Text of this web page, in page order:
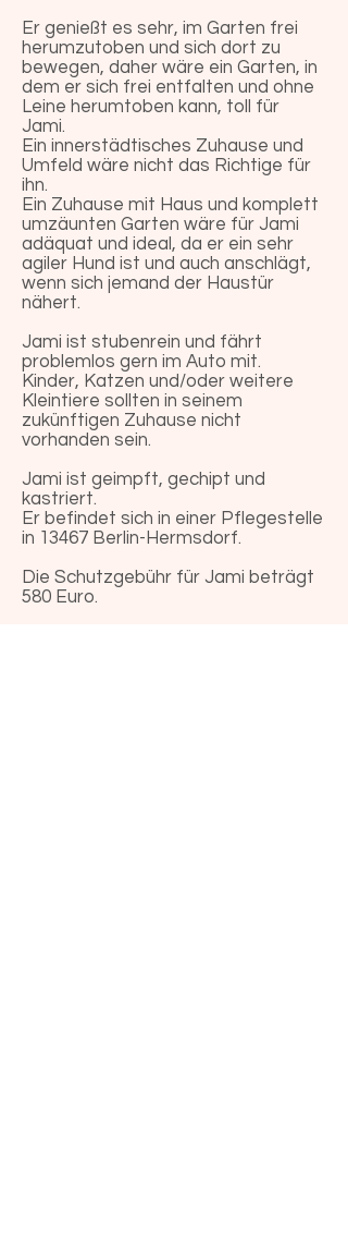
Er genießt es sehr, im Garten frei
herumzutoben und sich dort zu
bewegen, daher wäre ein Garten, in
dem er sich frei entfalten und ohne
Leine herumtoben kann, toll für
Jami.
Ein innerstädtisches Zuhause und
Umfeld wäre nicht das Richtige für
ihn.
Ein Zuhause mit Haus und komplett
umzäunten Garten wäre für Jami
adäquat und ideal, da er ein sehr
agiler Hund ist und auch anschlägt,
wenn sich jemand der Haustür
nähert.
Jami ist stubenrein und fährt
problemlos gern im Auto mit.
Kinder, Katzen und/oder weitere
Kleintiere sollten in seinem
zukünftigen Zuhause nicht
vorhanden sein.
Jami ist geimpft, gechipt und
kastriert.
Er befindet sich in einer Pflegestelle
in 13467 Berlin-Hermsdorf.
Die Schutzgebühr für Jami beträgt
580 Euro.